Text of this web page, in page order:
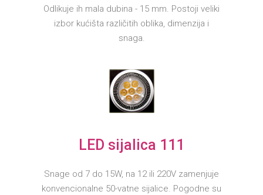
Odlikuje ih mala dubina - 15 mm. Postoji veliki
izbor kućišta različitih oblika, dimenzija i
snaga.
LED sijalica 111
Snage od 7 do 15W, na 12 ili 220V zamenjuje
konvencionalne 50-vatne sijalice. Pogodne su